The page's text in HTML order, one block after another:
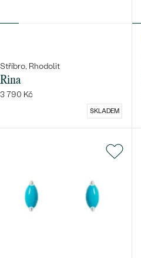
Stříbro, Rhodolit
Rina
3 790 Kč
SKLADEM